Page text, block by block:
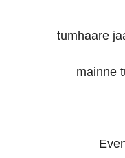
tumhaare
mainne